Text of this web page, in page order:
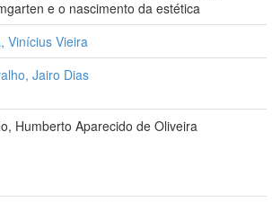
e o nascimento da estética
Vinícius Vieira
Jairo Dias
Humberto Aparecido de Oliveira